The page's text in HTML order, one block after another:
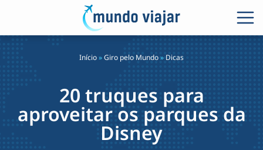
Início»Giro pelo Mundo» Dicas
20 truques para
aproveitar os parques da
Disney